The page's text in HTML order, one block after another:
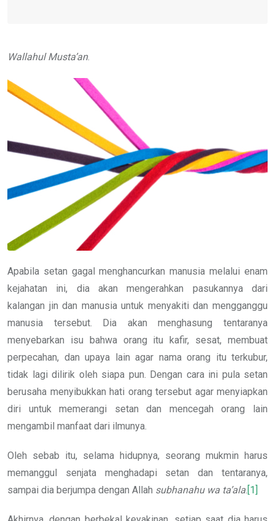
Wallahul Musta’an.
Apabila setan gagal menghancurkan manusia melalui enam
kejahatan ini, dia akan mengerahkan pasukannya dari
kalangan jin dan manusia untuk menyakiti dan mengganggu
manusia tersebut. Dia akan menghasung tentaranya
menyebarkan isu bahwa orang itu kafir, sesat, membuat
perpecahan, dan upaya lain agar nama orang itu terkubur,
tidak lagi dilirik oleh siapa pun. Dengan cara ini pula setan
berusaha menyibukkan hati orang tersebut agar menyiapkan
diri untuk memerangi setan dan mencegah orang lain
mengambil manfaat dari ilmunya.
Oleh sebab itu, selama hidupnya, seorang mukmin harus
memanggul senjata menghadapi setan dan tentaranya,
sampai dia berjumpa dengan Allah subhanahu wa ta’ala. [1]